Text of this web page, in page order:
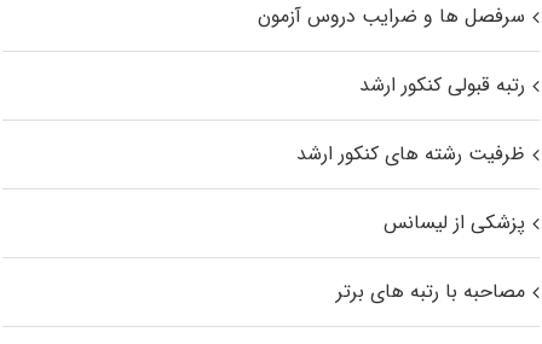
سرفصل ها و ضرایب دروس آزمون
رتبه قبولی کنکور ارشد
ظرفیت رشته های کنکور ارشد
پزشکی از لیسانس
مصاحبه با رتبه های برتر